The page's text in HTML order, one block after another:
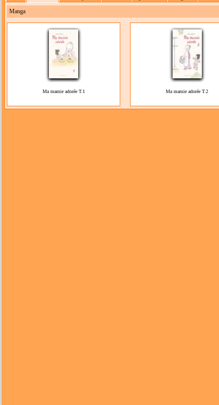
Manga
Ma mamie adorée T.1 Ma mamie adorée T.2